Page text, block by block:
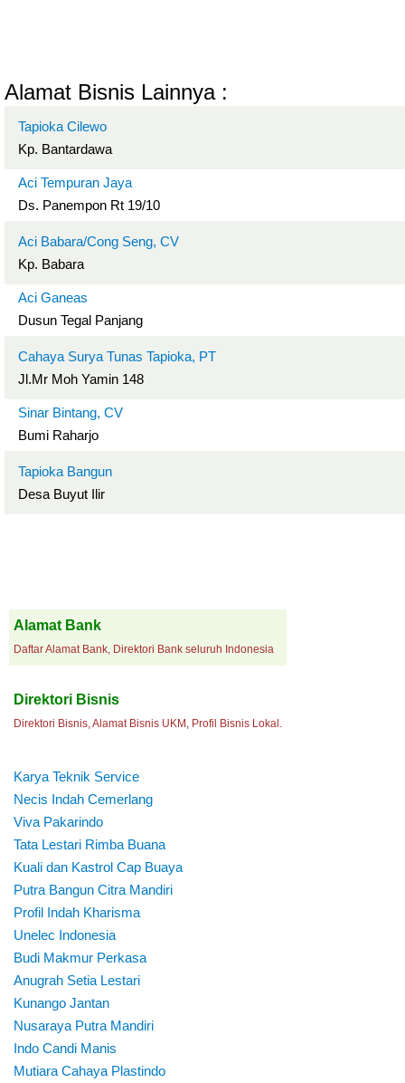
Alamat Bisnis Lainnya :
Tapioka Cilewo
Kp. Bantardawa
Aci Tempuran Jaya
Ds. Panempon Rt 19/10
Aci Babara/Cong Seng, CV
Kp. Babara
Aci Ganeas
Dusun Tegal Panjang
Cahaya Surya Tunas Tapioka, PT
Jl.Mr Moh Yamin 148
Sinar Bintang, CV
Bumi Raharjo
Tapioka Bangun
Desa Buyut Ilir
Alamat Bank
Daftar Alamat Bank, Direktori Bank seluruh Indonesia
Direktori Bisnis
Direktori Bisnis, Alamat Bisnis UKM, Profil Bisnis Lokal.
Karya Teknik Service
Necis Indah Cemerlang
Viva Pakarindo
Tata Lestari Rimba Buana
Kuali dan Kastrol Cap Buaya
Putra Bangun Citra Mandiri
Profil Indah Kharisma
Unelec Indonesia
Budi Makmur Perkasa
Anugrah Setia Lestari
Kunango Jantan
Nusaraya Putra Mandiri
Indo Candi Manis
Mutiara Cahaya Plastindo